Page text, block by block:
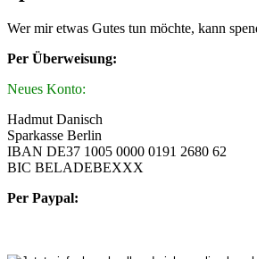
Wer mir etwas Gutes tun möchte, kann
Per Überweisung:
Neues Konto:
Hadmut Danisch
Sparkasse Berlin
IBAN DE37 1005 0000 0191 2680 62
BIC BELADEBEXXX
Per Paypal: